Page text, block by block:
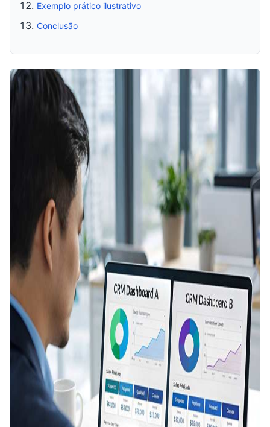
Exemplo prático ilustrativo
Conclusão